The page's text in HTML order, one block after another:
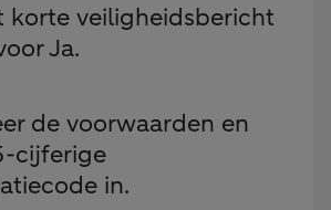
korte veiligheidsbericht
Ja.
de voorwaarden en
cijferige
in.